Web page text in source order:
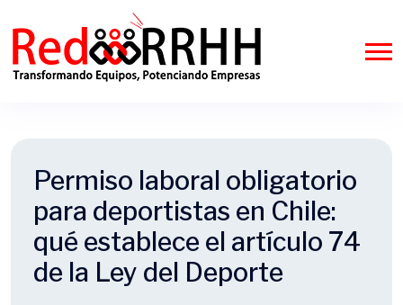
Permiso laboral obligatorio
para deportistas en Chile:
qué establece el artículo 74
de la Ley del Deporte